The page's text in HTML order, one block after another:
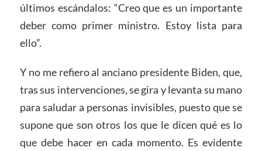
últimos escándalos: “Creo que es un importante
deber como primer ministro. Estoy lista para
ello”.
Y no me refiero al anciano presidente Biden, que,
tras sus intervenciones, se gira y levanta su mano
para saludar a personas invisibles, puesto que se
supone que son otros los que le dicen qué es lo
que debe hacer en cada momento. Es evidente